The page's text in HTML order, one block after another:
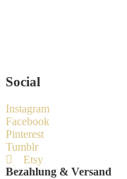
Social
Instagram
Facebook
Pinterest
Tumblr
Etsy
Bezahlung & Versand